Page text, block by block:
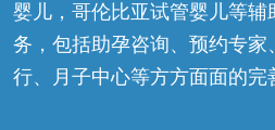
婴儿，哥伦比亚试管婴儿等辅
务，包括助孕咨询、预约专
行、月子中心等方方面面的完